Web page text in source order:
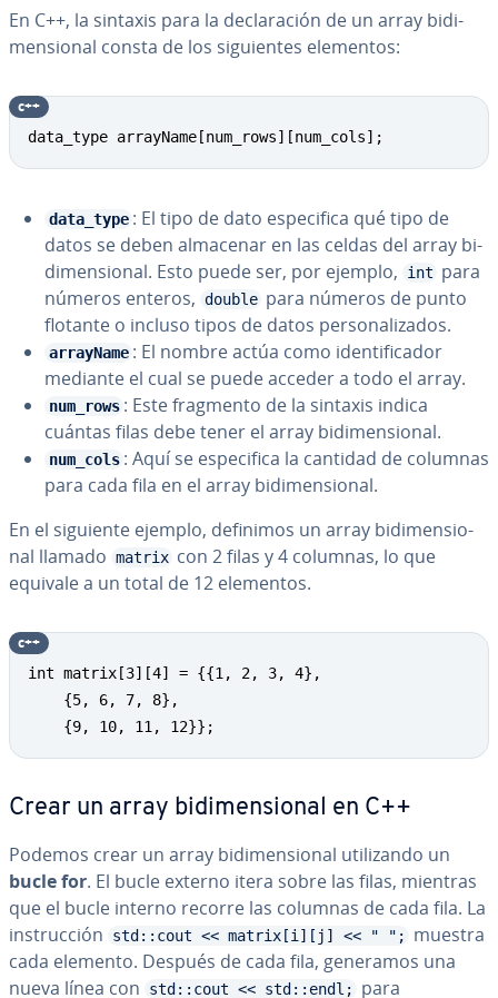
En C++, la sintaxis para la de­cla­ra­ción de un array bi­di­
me­n­sio­nal consta de los si­guie­n­tes elementos:
data_type arrayName[num_rows][num_cols];
c++
data_type : El tipo de dato es­pe­ci­fi­ca qué tipo de
datos se deben almacenar en las celdas del array bi­
di­me­n­sio­nal. Esto puede ser, por ejemplo,
int para
números enteros, double para números de punto
flotante o incluso tipos de datos pe­r­so­na­li­za­dos.
arrayName : El nombre actúa como ide­n­ti­fi­ca­dor
mediante el cual se puede acceder a todo el array.
num_rows : Este fragmento de la sintaxis indica
cuántas filas debe tener el array bi­di­me­n­sio­nal.
num_cols : Aquí se es­pe­ci­fi­ca la cantidad de columnas
para cada fila en el array bi­di­me­n­sio­nal.
En el siguiente ejemplo, definimos un array bi­di­me­n­sio­
nal llamado matrix con 2 filas y 4 columnas, lo que
equivale a un total de 12 elementos.
int matrix[3][4] = {{1, 2, 3, 4},
    {5, 6, 7, 8},
    {9, 10, 11, 12}};
c++
Crear un array bi­di­me­n­sio­nal en C++
Podemos crear un array bi­di­me­n­sio­nal uti­li­za­n­do un
bucle for. El bucle externo itera sobre las filas, mientras
que el bucle interno recorre las columnas de cada fila. La
in­s­tru­c­ción
std::cout << matrix[i][j] << " ";
muestra
cada elemento. Después de cada fila, generamos una
nueva línea con
std::cout << std::endl;
para